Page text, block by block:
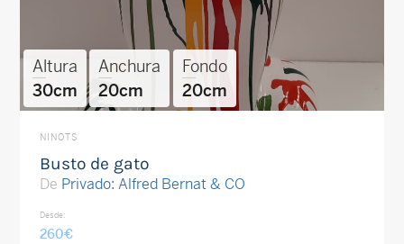
Altura
30cm
Anchura
20cm
Fondo
20cm
NINOTS
Busto de gato
De Privado: Alfred Bernat & CO
Desde:
260€